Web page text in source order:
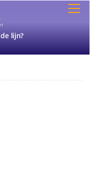
lijn?